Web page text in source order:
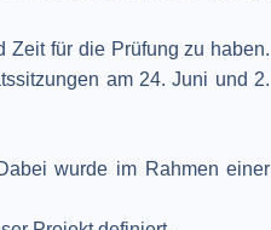
Zeit für die Prüfung zu haben.
am 24. Juni und 2.
wurde im Rahmen einer